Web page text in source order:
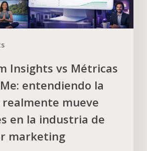
Insights vs Métricas
entendiendo la
mueve
en la industria de
marketing